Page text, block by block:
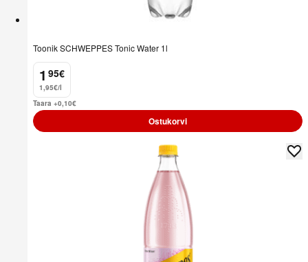
Toonik SCHWEPPES Tonic Water 1l
1
. 95€
1,95€/l
Taara +0,10€
Ostukorvi